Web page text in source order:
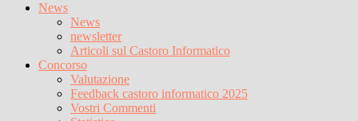
News
News
newsletter
Articoli sul Castoro Informatico
Concorso
Valutazione
Feedback castoro informatico 2025
Vostri Commenti